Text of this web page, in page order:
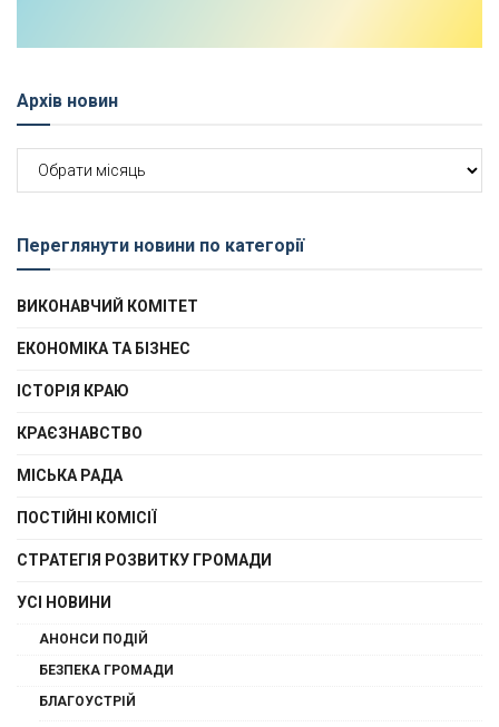
Архів новин
новин
Переглянути новини по категорії
ВИКОНАВЧИЙ КОМІТЕТ
ЕКОНОМІКА ТА БІЗНЕС
ІСТОРІЯ КРАЮ
КРАЄЗНАВСТВО
МІСЬКА РАДА
ПОСТІЙНІ КОМІСІЇ
СТРАТЕГІЯ РОЗВИТКУ ГРОМАДИ
УСІ НОВИНИ
АНОНСИ ПОДІЙ
БЕЗПЕКА ГРОМАДИ
БЛАГОУСТРІЙ